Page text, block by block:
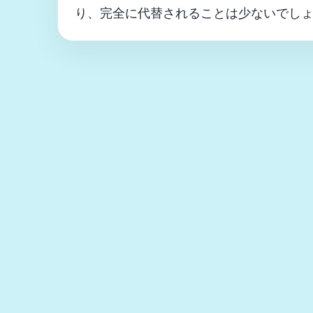
り、完全に代替されることは少ないでし